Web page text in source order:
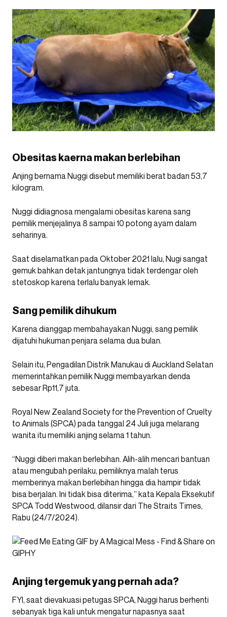
Obesitas kaerna makan berlebihan
Anjing bernama Nuggi disebut memiliki berat badan 53,7
kilogram.
Nuggi didiagnosa mengalami obesitas karena sang
pemilik menjejalinya 8 sampai 10 potong ayam dalam
seharinya.
Saat diselamatkan pada Oktober 2021 lalu, Nugi sangat
gemuk bahkan detak jantungnya tidak terdengar oleh
stetoskop karena terlalu banyak lemak.
Sang pemilik dihukum
Karena dianggap membahayakan Nuggi, sang pemilik
dijatuhi hukuman penjara selama dua bulan.
Selain itu, Pengadilan Distrik Manukau di Auckland Selatan
memerintahkan pemilik Nuggi membayarkan denda
sebesar Rp11,7 juta.
Royal New Zealand Society for the Prevention of Cruelty
to Animals (SPCA) pada tanggal 24 Juli juga melarang
wanita itu memiliki anjing selama 1 tahun.
“Nuggi diberi makan berlebihan. Alih-alih mencari bantuan
atau mengubah perilaku, pemiliknya malah terus
memberinya makan berlebihan hingga dia hampir tidak
bisa berjalan. Ini tidak bisa diterima,” kata Kepala Eksekutif
SPCA Todd Westwood, dilansir dari The Straits Times,
Rabu (24/7/2024).
Anjing tergemuk yang pernah ada?
FYI, saat dievakuasi petugas SPCA, Nuggi harus berhenti
sebanyak tiga kali untuk mengatur napasnya saat